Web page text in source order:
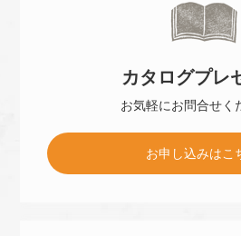
予
カタログプレ
お気軽にお問合せく
お申し込みはこ